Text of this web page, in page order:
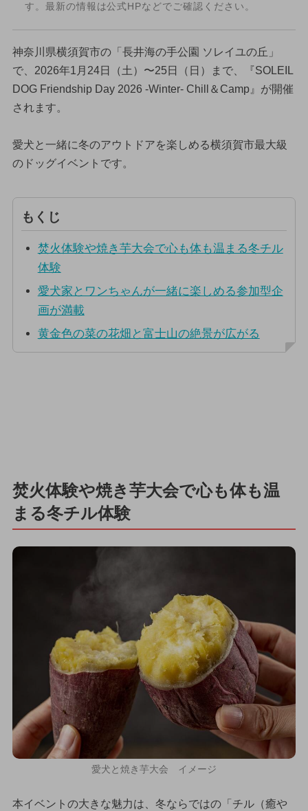
す。最新の情報は公式HPなどでご確認ください。
神奈川県横須賀市の「長井海の手公園 ソレイユの丘」
で、2026年1月24日（土）〜25日（日）まで、『SOLEIL
DOG Friendship Day 2026 -Winter- Chill＆Camp』が開催
されます。
愛犬と一緒に冬のアウトドアを楽しめる横須賀市最大級
のドッグイベントです。
もくじ
焚火体験や焼き芋大会で心も体も温まる冬チル
体験
愛犬家とワンちゃんが一緒に楽しめる参加型企
画が満載
黄金色の菜の花畑と富士山の絶景が広がる
焚火体験や焼き芋大会で心も体も温
まる冬チル体験
愛犬と焼き芋大会 イメージ
本イベントの大きな魅力は、冬ならではの「チル（癒や